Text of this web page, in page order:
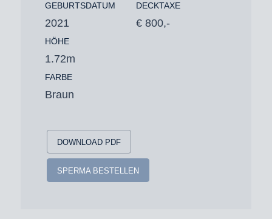
GEBURTSDATUM
2021
HÖHE
1.72m
FARBE
Braun
DECKTAXE
€ 800,-
DOWNLOAD PDF
SPERMA BESTELLEN